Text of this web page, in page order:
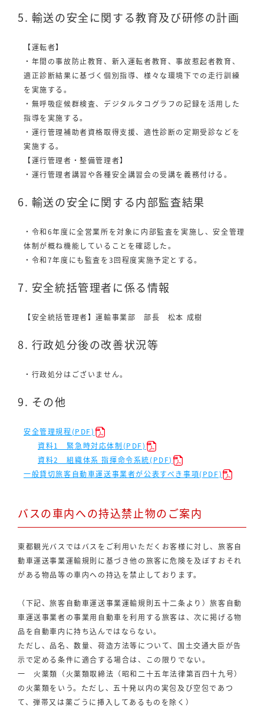
5. 輸送の安全に関する教育及び研修の計画
【運転者】
・年間の事故防止教育、新入運転者教育、事故惹起者教育、
適正診断結果に基づく個別指導、様々な環境下での走行訓練
を実施する。
・無呼吸症候群検査、デジタルタコグラフの記録を活用した
指導を実施する。
・運行管理補助者資格取得支援、適性診断の定期受診などを
実施する。
【運行管理者・整備管理者】
・運行管理者講習や各種安全講習会の受講を義務付ける。
6. 輸送の安全に関する内部監査結果
・令和6年度に全営業所を対象に内部監査を実施し、安全管理
体制が概ね機能していることを確認した。
・令和7年度にも監査を3回程度実施予定とする。
7. 安全統括管理者に係る情報
【安全統括管理者】運輸事業部 部長 松本 成樹
8. 行政処分後の改善状況等
・行政処分はございません。
9. その他
安全管理規程(PDF)
資料1 緊急時対応体制(PDF)
資料2 組織体系 指揮命令系統(PDF)
一般貸切旅客自動車運送事業者が公表すべき事項(PDF)
バスの車内への持込禁止物のご案内
東都観光バスではバスをご利用いただくお客様に対し、旅客自
動車運送事業運輸規則に基づき他の旅客に危険を及ぼすおそれ
がある物品等の車内への持込を禁止しております。
（下記、旅客自動車運送事業運輸規則五十二条より）旅客自動
車運送事業者の事業用自動車を利用する旅客は、次に掲げる物
品を自動車内に持ち込んではならない。
ただし、品名、数量、荷造方法等について、国土交通大臣が告
示で定める条件に適合する場合は、この限りでない。
一 火薬類（火薬類取締法（昭和二十五年法律第百四十九号）
の火薬類をいう。ただし、五十発以内の実包及び空包であつ
て、弾帯又は薬ごうに挿入してあるものを除く）